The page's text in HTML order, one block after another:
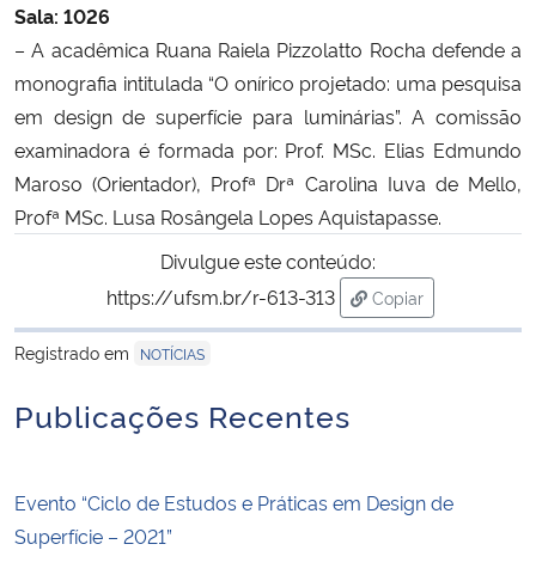
Sala: 1026
– A acadêmica Ruana Raiela Pizzolatto Rocha defende a
monografia intitulada “O onírico projetado: uma pesquisa
em design de superfície para luminárias”.A comissão
examinadora é formada por: Prof. MSc. Elias Edmundo
Maroso (Orientador), Profª Drª Carolina Iuva de Mello,
Profª MSc. Lusa Rosângela Lopes Aquistapasse.
Divulgue este conteúdo:
https://ufsm.br/r-613-313
Copiar
para área de
Registrado em
NOTÍCIAS
Publicações Recentes
Evento “Ciclo de Estudos e Práticas em Design de
Superfície – 2021”